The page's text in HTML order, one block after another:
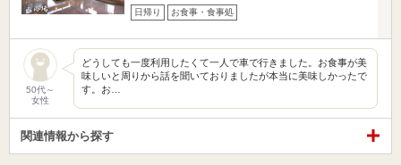
日帰り お食事・食事処
50代～
女性
どうしても一度利用したくて一人で車で行きました。お食事が美
味しいと周りから話を聞いておりましたが本当に美味しかったで
す。お…
関連情報から探す